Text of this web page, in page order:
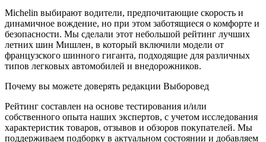
Michelin выбирают водители, предпочитающие скорость и
динамичное вождение, но при этом заботящиеся о комфорте и
безопасности. Мы сделали этот небольшой рейтинг лучших
летних шин Мишлен, в который включили модели от
французского шинного гиганта, подходящие для различных
типов легковых автомобилей и внедорожников.
Почему вы можете доверять редакции Выборовед
Рейтинг составлен на основе тестирования и/или
собственного опыта наших экспертов, с учетом исследования
характеристик товаров, отзывов и обзоров покупателей. Мы
поддерживаем подборку в актуальном состоянии и добавляем